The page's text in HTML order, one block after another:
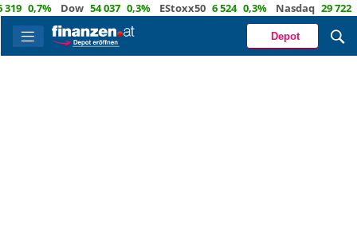
0,7% Dow 54 037 0,3% EStoxx50 6 524 0,3% Nasdaq 29 722
Depot